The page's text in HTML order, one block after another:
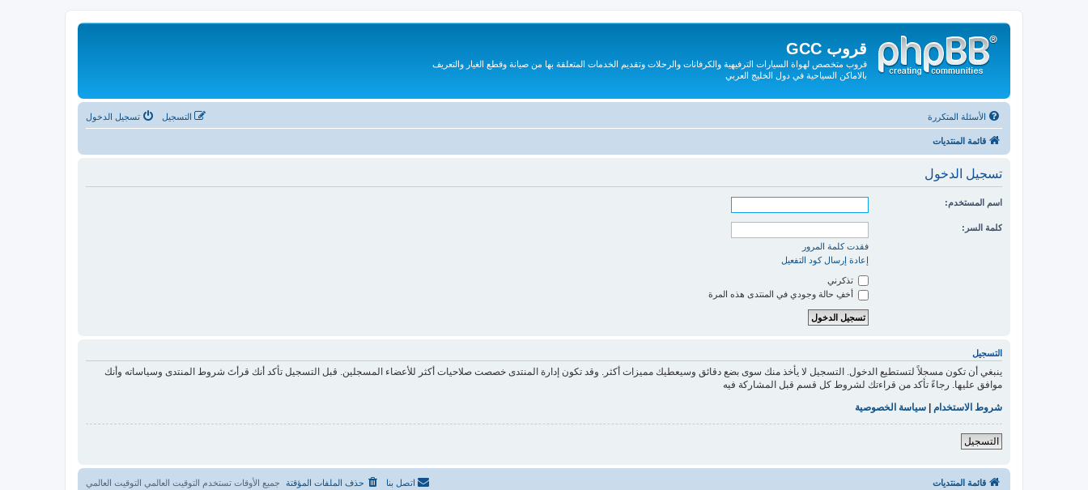
قروب GCC
قروب متخصص لهواة السيارات الترفيهية والكرفانات والرحلات وتقديم الخدمات المتعلقة بها من صيانة وقطع الغيار والتعريف
بالاماكن السياحية في دول الخليج العربي
الأسئلة المتكررة تسجيل الدخول التسجيل
قائمة المنتديات
تسجيل الدخول
اسم المستخدم:
كلمة السر:
فقدت كلمة المرور
إعادة إرسال كود التفعيل
تذكرني
أخفِ حالة وجودي في المنتدى هذه المرة
التسجيل
ينبغي أن تكون مسجلاً لتستطيع الدخول. التسجيل لا يأخذ منك سوى بضع دقائق وسيعطيك مميزات أكثر. وقد تكون إدارة المنتدى خصصت صلاحيات أكثر للأعضاء المسجلين. قبل التسجيل تأكد أنك قرأتَ شروط المنتدى وسياساته وأنك
موافق عليها. رجاءً تأكد من قراءتك لشروط كل قسم قبل المشاركة فيه
شروط الاستخدام
سياسة الخصوصية
التسجيل
قائمة المنتديات جميع الأوقات تستخدم التوقيت العالمي التوقيت العالمي حذف الملفات المؤقتة اتصل بنا